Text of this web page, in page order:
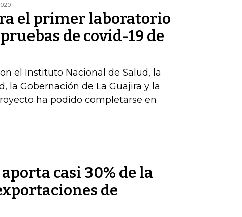
el primer laboratorio
de covid-19 de
el Instituto Nacional de Salud, la
la Gobernación de La Guajira y la
ha podido completarse en
casi 30% de la
de